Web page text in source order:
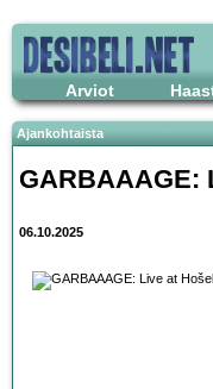
Arviot
Ajankohtaista
GARBAAAGE:
06.10.2025